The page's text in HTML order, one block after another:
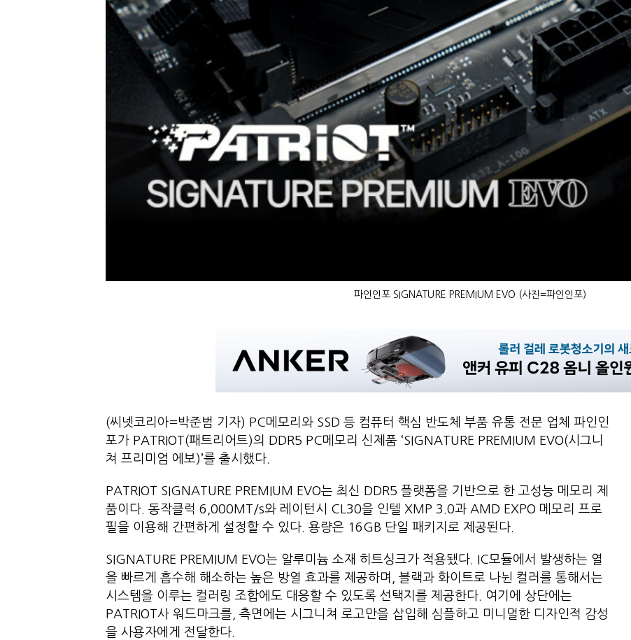
파인인포 SIGNATURE PREMIUM EVO (사진=파인인포)
(씨넷코리아=박준범 기자) PC메모리와 SSD 등 컴퓨터 핵심 반도체 부품 유통 전문 업체 파인인
포가 PATRIOT(패트리어트)의 DDR5 PC메모리 신제품 ‘SIGNATURE PREMIUM EVO(시그니
쳐 프리미엄 에보)’를 출시했다.
PATRIOT SIGNATURE PREMIUM EVO는 최신 DDR5 플랫폼을 기반으로 한 고성능 메모리 제
품이다. 동작클럭 6,000MT/s와 레이턴시 CL30을 인텔 XMP 3.0과 AMD EXPO 메모리 프로
필을 이용해 간편하게 설정할 수 있다. 용량은 16GB 단일 패키지로 제공된다.
SIGNATURE PREMIUM EVO는 알루미늄 소재 히트싱크가 적용됐다. IC모듈에서 발생하는 열
을 빠르게 흡수해 해소하는 높은 방열 효과를 제공하며, 블랙과 화이트로 나뉜 컬러를 통해서는
시스템을 이루는 컬러링 조합에도 대응할 수 있도록 선택지를 제공한다. 여기에 상단에는
PATRIOT사 워드마크를, 측면에는 시그니쳐 로고만을 삽입해 심플하고 미니멀한 디자인적 감성
을 사용자에게 전달한다.